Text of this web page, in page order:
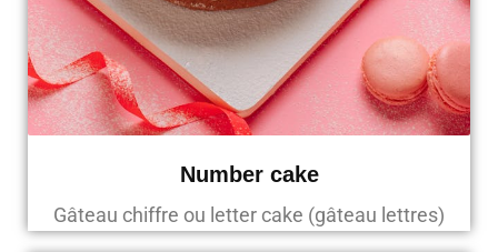
Number cake
Gâteau chiffre ou letter cake (gâteau lettres)